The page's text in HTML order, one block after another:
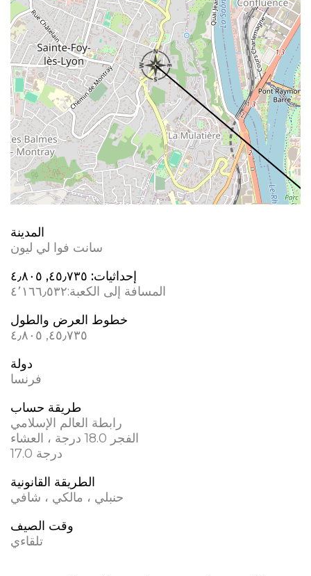
المدينة
سانت فوا لي ليون
إحداثيات: ٤٥٫٧٣٥, ٤٫٨٠٥
المسافة إلى الكعبة:٤٬١٦٦٫٥٣٢
خطوط العرض والطول
٤٥٫٧٣٥, ٤٫٨٠٥
دولة
فرنسا
طريقة حساب
رابطة العالم الإسلامي
الفجر 18.0 درجة ، العشاء
17.0 درجة
الطريقة القانونية
حنبلي ، مالكي ، شافي
وقت الصيف
تلقاءي